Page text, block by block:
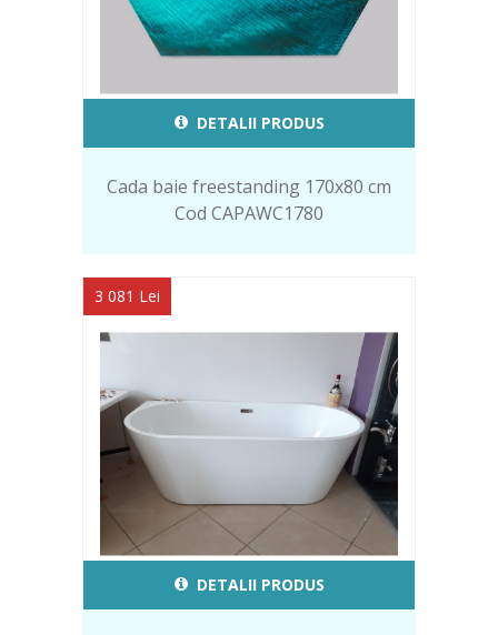
DETALII PRODUS
Cada baie freestanding 170x80 cm
Cod CAPAWC1780
3 081 Lei
DETALII PRODUS